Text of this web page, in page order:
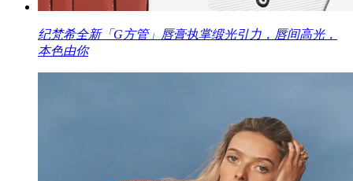
纪梵希全新「G方管」唇膏执掌缎光引力，唇间高光，
本色由你